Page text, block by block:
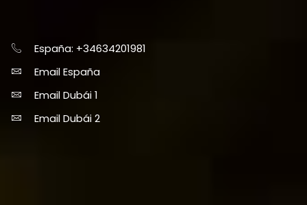
España: +34634201981
Email España
Email Dubái 1
Email Dubái 2